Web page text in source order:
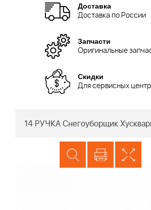
Доставка
Доставка по России
Запчасти
Оригинальные
Скидки
Для сервисных